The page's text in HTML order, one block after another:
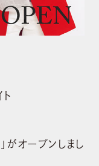
がオープンしまし